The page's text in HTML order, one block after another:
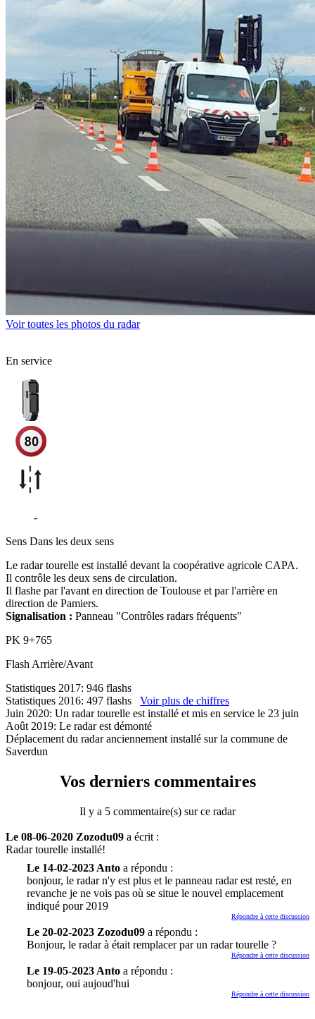
Voir toutes les photos du radar
En service
-
Sens Dans les deux sens
Le radar tourelle est installé devant la coopérative agricole CAPA.
Il contrôle les deux sens de circulation.
Il flashe par l'avant en direction de Toulouse et par l'arrière en
direction de Pamiers.
Signalisation : Panneau "Contrôles radars fréquents"
PK 9+765
Flash Arrière/Avant
Statistiques 2017: 946 flashs
Statistiques 2016: 497 flashs Voir plus de chiffres
Juin 2020: Un radar tourelle est installé et mis en service le 23 juin
Août 2019: Le radar est démonté
Déplacement du radar anciennement installé sur la commune de
Saverdun
Vos derniers commentaires
Il y a 5 commentaire(s) sur ce radar
Le 08-06-2020 Zozodu09 a écrit :
Radar tourelle installé!
Le 14-02-2023 Anto a répondu :
bonjour, le radar n'y est plus et le panneau radar est resté, en
revanche je ne vois pas où se situe le nouvel emplacement
indiqué pour 2019
Répondre à cette discussion
Le 20-02-2023 Zozodu09 a répondu :
Bonjour, le radar à était remplacer par un radar tourelle ?
Répondre à cette discussion
Le 19-05-2023 Anto a répondu :
bonjour, oui aujoud'hui
Répondre à cette discussion